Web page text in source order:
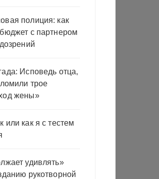
полиция: как
с партнером
Исповедь отца,
трое
жены»
или как я с тестем
удивлять»
рукотворной